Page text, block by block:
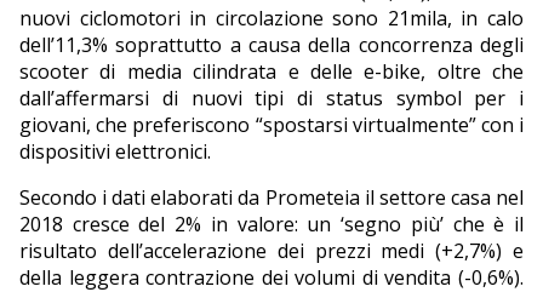
nuovi ciclomotori in circolazione sono 21mila, in calo
dell’11,3% soprattutto a causa della concorrenza degli
scooter di media cilindrata e delle e-bike, oltre che
dall’affermarsi di nuovi tipi di status symbol per i
giovani, che preferiscono “spostarsi virtualmente” con i
dispositivi elettronici.
Secondo i dati elaborati da Prometeia il settore casa nel
2018 cresce del 2% in valore: un ‘segno più’ che è il
risultato dell’accelerazione dei prezzi medi (+2,7%) e
della leggera contrazione dei volumi di vendita (-0,6%).